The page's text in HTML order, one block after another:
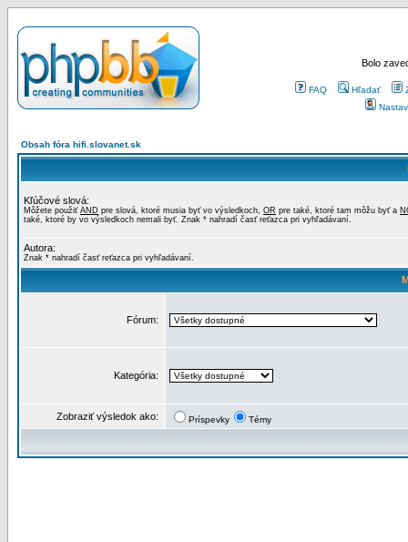
Bolo
FAQ Hľadať
Obsah fóra hifi.slovanet.sk
Kľúčové slová:
Môžete použiť AND pre slová, ktoré musia byť vo výsledkoch, OR pre také, ktoré tam môžu byť a
také, ktoré by vo výsledkoch nemali byť. Znak * nahradí časť reťazca pri vyhľadávaní.
Autora:
Znak * nahradí časť reťazca pri vyhľadávaní.
Fórum:
Kategória:
Zobraziť výsledok ako: Príspevky Témy